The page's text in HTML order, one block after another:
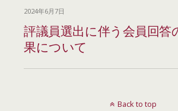
2024年6月7日
評議員選出に伴う会員回答
果について
Back to top